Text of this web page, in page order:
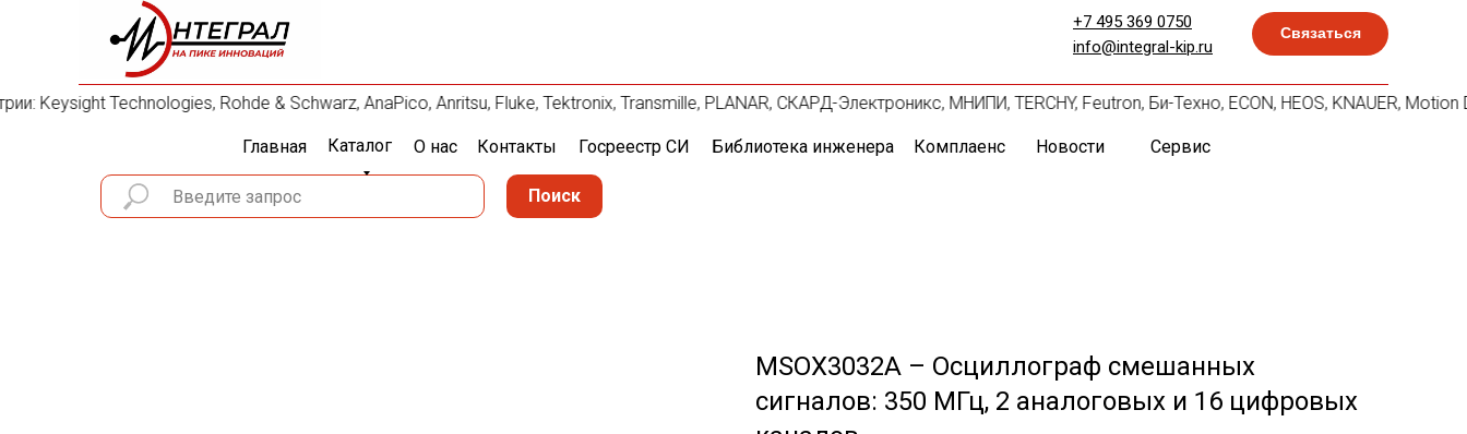
Связаться
+7 495 369 0750
info@integral-kip.ru
Keysight Technologies, Rohde & Schwarz, AnaPico, Anritsu, Fluke, Tektronix, Transmille, PLANAR, СКАРД-Электроникс, МНИПИ, TERCHY, Feutron, Би-Техно, ECON, HEOS, KNAUER, Motion
Главная Каталог О нас Контакты Госреестр СИ Библиотека инженера Комплаенс Новости Сервис
Поиск
MSOX3032A – Осциллограф смешанных
сигналов: 350 МГц, 2 аналоговых и 16 цифровых